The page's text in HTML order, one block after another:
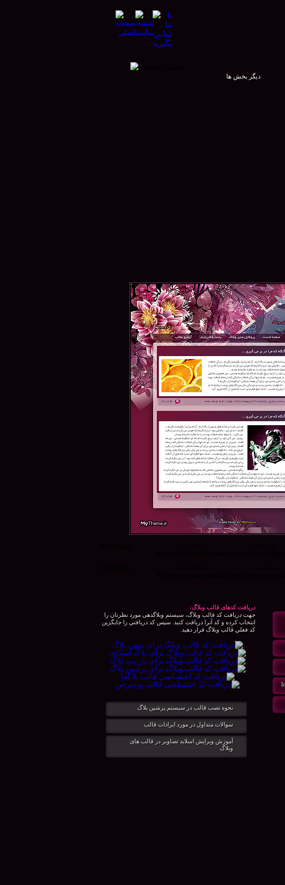
دیگر بخش ها
دریافت کدهای قالب وبلاگ:
جهت دريافت كد قالب وبلاگ، سيستم وبلاگدهی مورد نظرتان را
انتخاب كرده و كد آنرا دريافت كنيد. سپس كد دريافتي را جايگزين
كد فعلي قالب وبلاگ قرار دهيد.
نحوه نصب قالب در سيستم پرشين بلاگ
سوالات متداول در مورد ایرادات قالب
آموزش ویرایش اسلاید تصاویر در قالب های
وبلاگ